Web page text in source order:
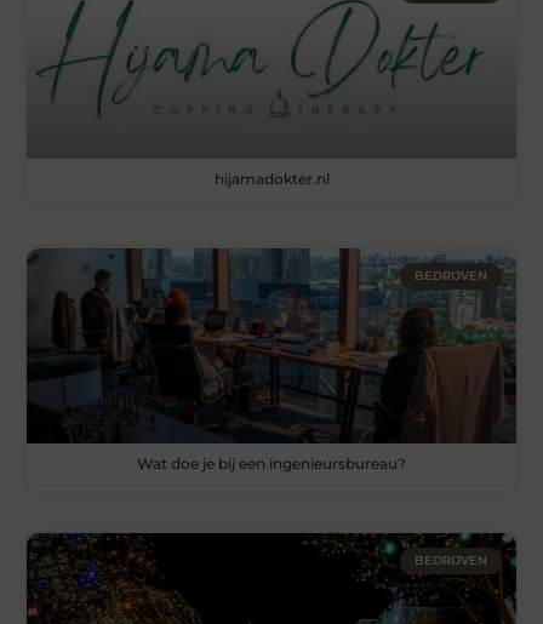
hijamadokter.nl
BEDRIJVEN
Wat doe je bij een ingenieursbureau?
BEDRIJVEN